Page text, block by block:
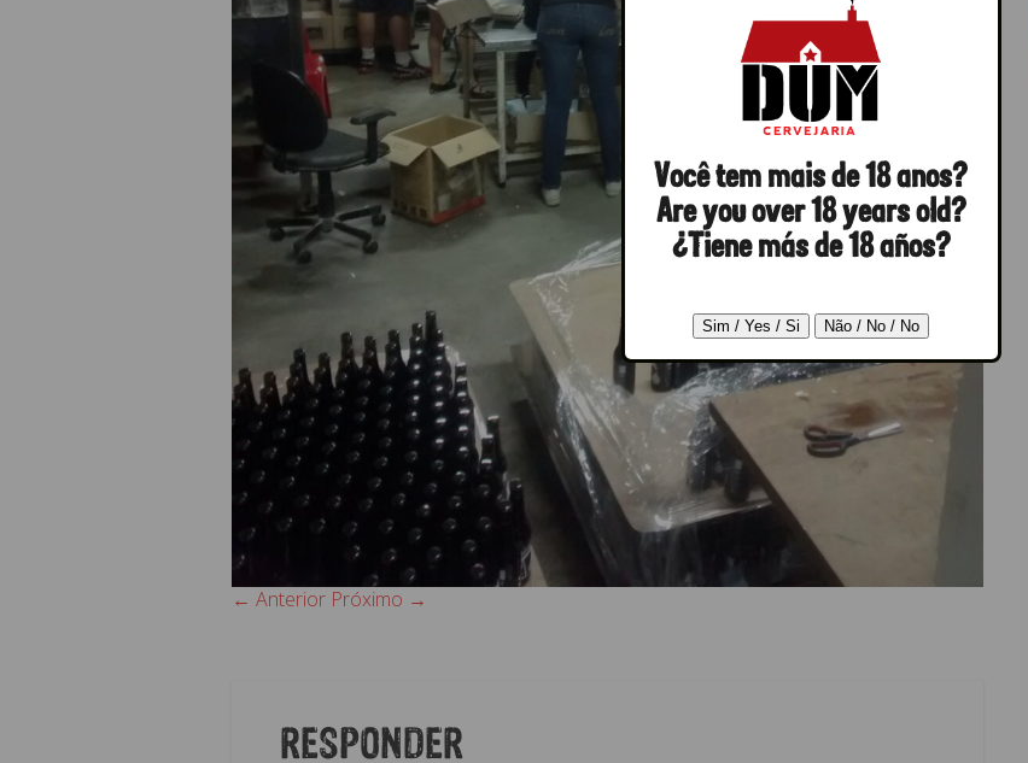
← Anterior Próximo →
RESPONDER
Você tem mais de 18 anos?
Are you over 18 years old?
¿Tiene más de 18 años?